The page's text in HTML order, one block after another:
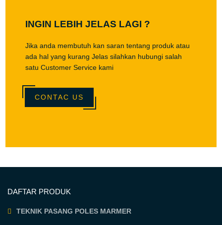
INGIN LEBIH JELAS LAGI ?
Jika anda membutuh kan saran tentang produk atau
ada hal yang kurang Jelas silahkan hubungi salah
satu Customer Service kami
CONTAC US
DAFTAR PRODUK
TEKNIK PASANG POLES MARMER